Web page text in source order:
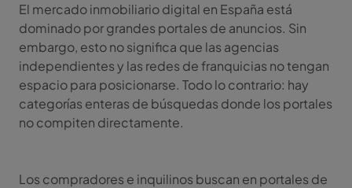
El mercado inmobiliario digital en España está
dominado por grandes portales de anuncios. Sin
embargo, esto no significa que las agencias
independientes y las redes de franquicias no tengan
espacio para posicionarse. Todo lo contrario: hay
categorías enteras de búsquedas donde los portales
no compiten directamente.
Los compradores e inquilinos buscan en portales de